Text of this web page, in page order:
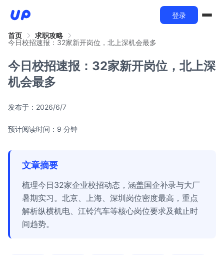
登录
首页
求职攻略
今日校招速报：32家新开岗位，北上深机会最多
今日校招速报：32家新开岗位，北上深
机会最多
发布于： 2026/6/7
预计阅读时间：9 分钟
文章摘要
梳理今日32家企业校招动态，涵盖国企补录与大厂
暑期实习。北京、上海、深圳岗位密度最高，重点
解析纵横机电、江铃汽车等核心岗位要求及截止时
间趋势。